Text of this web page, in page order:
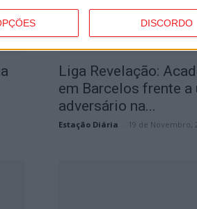
DISCORDO
Liga Revelação:
em Barcelos frente a
adversário na...
Estação Diária 19 de Novembro,